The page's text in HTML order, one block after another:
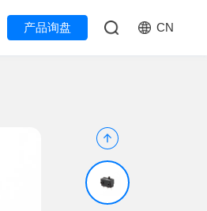
产品询盘 CN